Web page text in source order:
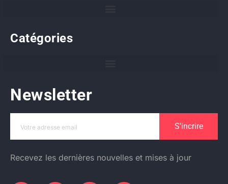
Catégories
Newsletter
S'incrire
Recevez les dernières nouvelles et mises à jour